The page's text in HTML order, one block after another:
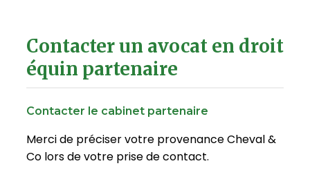
Contacter un avocat en droit
équin partenaire
Contacter le cabinet partenaire
Merci de préciser votre provenance Cheval &
Co lors de votre prise de contact.